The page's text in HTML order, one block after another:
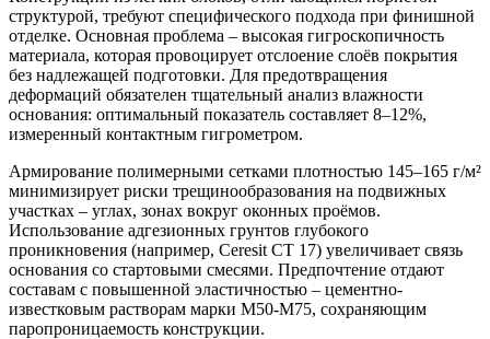
структурой, требуют специфического подхода при финишной
отделке. Основная проблема – высокая гигроскопичность
материала, которая провоцирует отслоение слоёв покрытия
без надлежащей подготовки. Для предотвращения
деформаций обязателен тщательный анализ влажности
основания: оптимальный показатель составляет 8–12%,
измеренный контактным гигрометром.
Армирование полимерными сетками плотностью 145–165 г/м²
минимизирует риски трещинообразования на подвижных
участках – углах, зонах вокруг оконных проёмов.
Использование адгезионных грунтов глубокого
проникновения (например, Ceresit CT 17) увеличивает связь
основания со стартовыми смесями. Предпочтение отдают
составам с повышенной эластичностью – цементно-
известковым растворам марки M50-M75, сохраняющим
паропроницаемость конструкции.